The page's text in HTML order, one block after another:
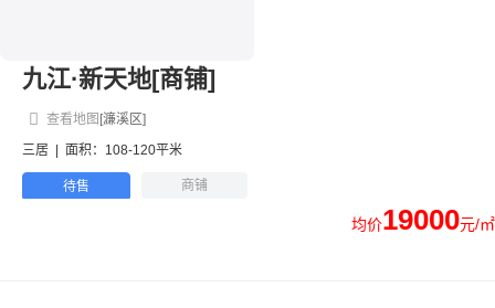
九江·新天地[商铺]
[濂溪区]
查看地图
三居
面积：108-120平米
待售 商铺
均价19000元/㎡